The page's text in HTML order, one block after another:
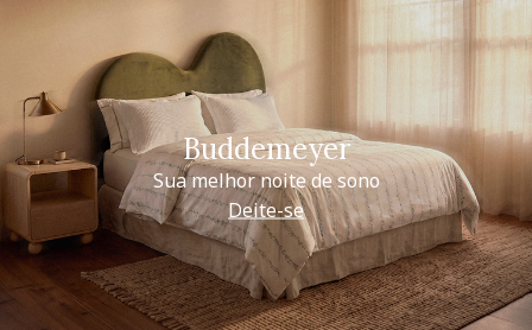
Buddemeyer
Sua melhor noite de sono
Deite-se